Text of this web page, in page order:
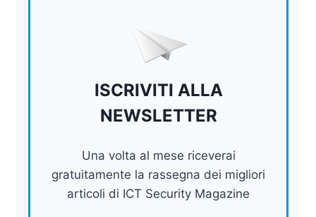
ISCRIVITI ALLA
NEWSLETTER
Una volta al mese riceverai
gratuitamente la rassegna dei migliori
articoli di ICT Security Magazine